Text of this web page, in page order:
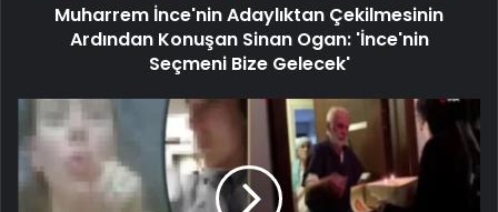
Muharrem İnce'nin Adaylıktan Çekilmesinin
Ardından Konuşan Sinan Ogan: 'İnce'nin
Seçmeni Bize Gelecek'